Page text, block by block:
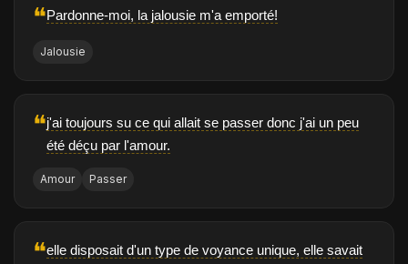
❝Pardonne-moi, la jalousie m'a emporté!
Jalousie
❝j'ai toujours su ce qui allait se passer donc j'ai un peu
été déçu par l'amour.
Amour Passer
❝elle disposait d'un type de voyance unique, elle savait